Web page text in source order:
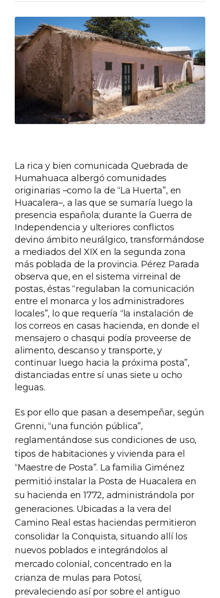
La rica y bien comunicada Quebrada de
Humahuaca albergó comunidades
originarias –como la de “La Huerta”, en
Huacalera–, a las que se sumaría luego la
presencia española; durante la Guerra de
Independencia y ulteriores conflictos
devino ámbito neurálgico, transformándose
a mediados del XIX en la segunda zona
más poblada de la provincia. Pérez Parada
observa que, en el sistema virreinal de
postas, éstas “regulaban la comunicación
entre el monarca y los administradores
locales”, lo que requería “la instalación de
los correos en casas hacienda, en donde el
mensajero o chasqui podía proveerse de
alimento, descanso y transporte, y
continuar luego hacia la próxima posta”,
distanciadas entre sí unas siete u ocho
leguas.
Es por ello que pasan a desempeñar, según
Grenni, “una función pública”,
reglamentándose sus condiciones de uso,
tipos de habitaciones y vivienda para el
“Maestre de Posta”. La familia Giménez
permitió instalar la Posta de Huacalera en
su hacienda en 1772, administrándola por
generaciones. Ubicadas a la vera del
Camino Real estas haciendas permitieron
consolidar la Conquista, situando allí los
nuevos poblados e integrándolos al
mercado colonial, concentrado en la
crianza de mulas para Potosí,
prevaleciendo así por sobre el antiguo